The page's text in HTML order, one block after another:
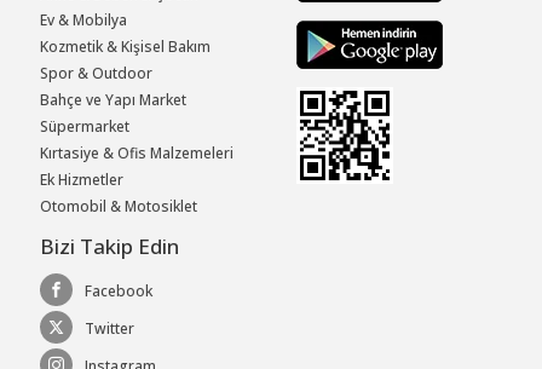
Ev & Mobilya
Kozmetik & Kişisel Bakım
Spor & Outdoor
Bahçe ve Yapı Market
Süpermarket
Kırtasiye & Ofis Malzemeleri
Ek Hizmetler
Otomobil & Motosiklet
Bizi Takip Edin
Facebook
Twitter